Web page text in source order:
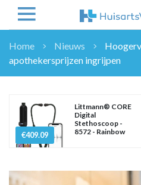
NIEUWS
OVERHEID
WETENSCHAP
Home Nieuws
apothekersprijzen ingrijpen
€409.09
Littmann® CORE
Digital
Stethoscoop -
8572 - Rainbow